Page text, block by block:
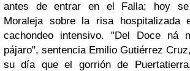
antes de entrar en el Falla; hoy
Moraleja sobre la risa hospitalizada
cachondeo intensivo. "Del Doce ná
pájaro", sentencia Emilio Gutiérrez
su día que el gorrión de